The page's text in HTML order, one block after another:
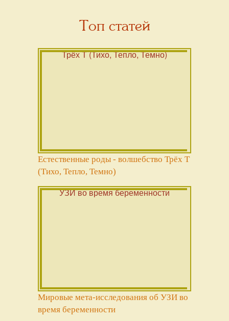
Топ статей
Естественные роды - волшебство Трёх Т
(Тихо, Тепло, Темно)
Мировые мета-исследования об УЗИ во
время беременности